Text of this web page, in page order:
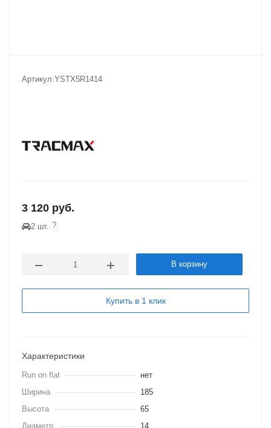
Артикул:YSTX5R1414
3 120 руб.
2 шт. ?
В корзину
Купить в 1 клик
Характеристики
Run on flat
нет
Ширина
185
Высота
65
Диаметр
14